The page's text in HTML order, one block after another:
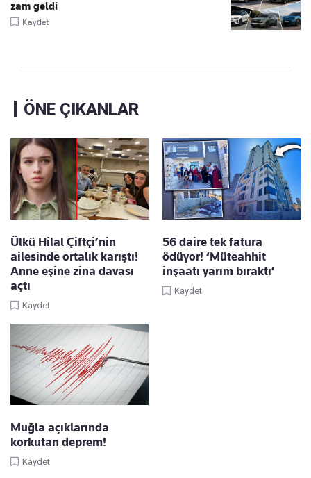
zam geldi
Kaydet
ÖNE ÇIKANLAR
Ülkü Hilal Çiftçi’nin
ailesinde ortalık karıştı!
Anne eşine zina davası
açtı
Kaydet
56 daire tek fatura
ödüyor! ‘Müteahhit
inşaatı yarım bıraktı’
Kaydet
Muğla açıklarında
korkutan deprem!
Kaydet